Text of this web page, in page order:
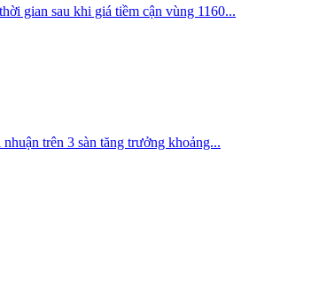
gian sau khi giá tiềm cận vùng 1160...
trên 3 sàn tăng trưởng khoảng...